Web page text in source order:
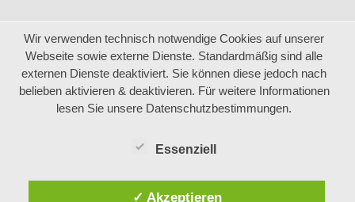
Wir verwenden technisch notwendige Cookies auf unserer
Webseite sowie externe Dienste. Standardmäßig sind alle
externen Dienste deaktiviert. Sie können diese jedoch nach
belieben aktivieren & deaktivieren. Für weitere Informationen
lesen Sie unsere Datenschutzbestimmungen.
Essenziell
✓ Akzeptieren